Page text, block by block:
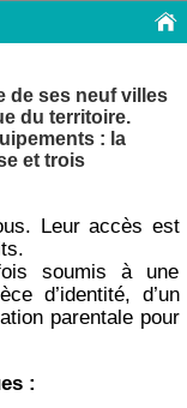
de ses neuf villes
du territoire.
: la
et trois
Leur accès est
soumis à une
d’identité, d’un
parentale pour
: